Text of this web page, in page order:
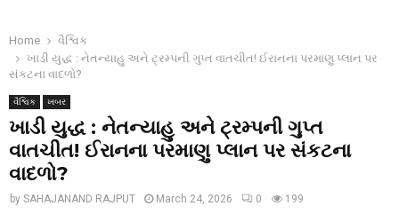
Home
વૈશ્વિક
ખાડી યુદ્ધ : નેતન્યાહુ અને ટ્રમ્પની ગુપ્ત વાતચીત! ઈરાનના પરમાણુ પ્લાન પર
સંકટના વાદળો?
વૈશ્વિક ખબર
ખાડી યુદ્ધ : નેતન્યાહુ અને ટ્રમ્પની ગુપ્ત
વાતચીત! ઈરાનના પરમાણુ પ્લાન પર સંકટના
વાદળો?
by SAHAJANAND RAJPUT March 24, 2026 0 199